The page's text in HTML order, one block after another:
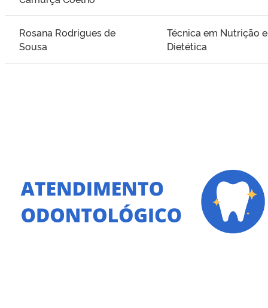
Rosana Rodrigues de
Sousa
Técnica em Nutrição e
Dietética